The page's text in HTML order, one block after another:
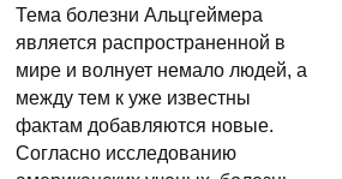
Тема болезни Альцгеймера
является распространенной в
мире и волнует немало людей, а
между тем к уже известны
фактам добавляются новые.
Согласно исследованию